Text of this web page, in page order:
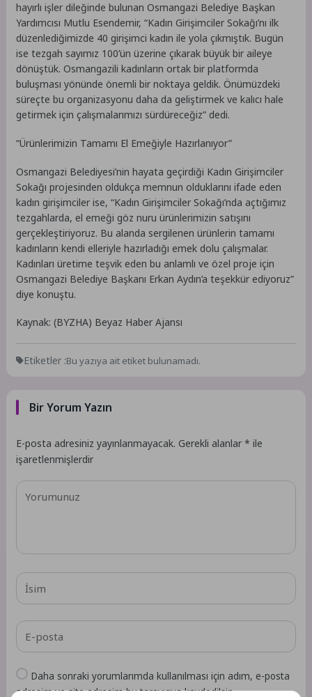
hayırlı işler dileğinde bulunan Osmangazi Belediye Başkan
Yardımcısı Mutlu Esendemir, “Kadın Girişimciler Sokağı’nı ilk
düzenlediğimizde 40 girişimci kadın ile yola çıkmıştık. Bugün
ise tezgah sayımız 100’ün üzerine çıkarak büyük bir aileye
dönüştük. Osmangazili kadınların ortak bir platformda
buluşması yönünde önemli bir noktaya geldik. Önümüzdeki
süreçte bu organizasyonu daha da geliştirmek ve kalıcı hale
getirmek için çalışmalarımızı sürdüreceğiz” dedi.
“Ürünlerimizin Tamamı El Emeğiyle Hazırlanıyor”
Osmangazi Belediyesi’nin hayata geçirdiği Kadın Girişimciler
Sokağı projesinden oldukça memnun olduklarını ifade eden
kadın girişimciler ise, “Kadın Girişimciler Sokağı’nda açtığımız
tezgahlarda, el emeği göz nuru ürünlerimizin satışını
gerçekleştiriyoruz. Bu alanda sergilenen ürünlerin tamamı
kadınların kendi elleriyle hazırladığı emek dolu çalışmalar.
Kadınları üretime teşvik eden bu anlamlı ve özel proje için
Osmangazi Belediye Başkanı Erkan Aydın’a teşekkür ediyoruz”
diye konuştu.
Kaynak: (BYZHA) Beyaz Haber Ajansı
Etiketler :Bu yazıya ait etiket bulunamadı.
Bir Yorum Yazın
E-posta adresiniz yayınlanmayacak. Gerekli alanlar* ile
işaretlenmişlerdir
Daha sonraki yorumlarımda kullanılması için adım, e-posta
adresim ve site adresim bu tarayıcıya kaydedilsin.